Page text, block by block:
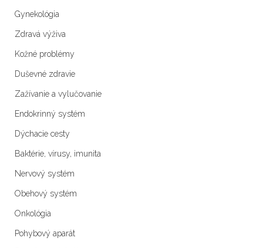
Gynekológia
Zdravá výživa
Kožné problémy
Duševné zdravie
Zažívanie a vylučovanie
Endokrinný systém
Dýchacie cesty
Baktérie, vírusy, imunita
Nervový systém
Obehový systém
Onkológia
Pohybový aparát